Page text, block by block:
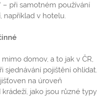
– při samotném používání
například v hotelu.
domov, a to jak v ČR,
sjednávání pojištění ohlídat.
na úroveň
jako jsou různé typy